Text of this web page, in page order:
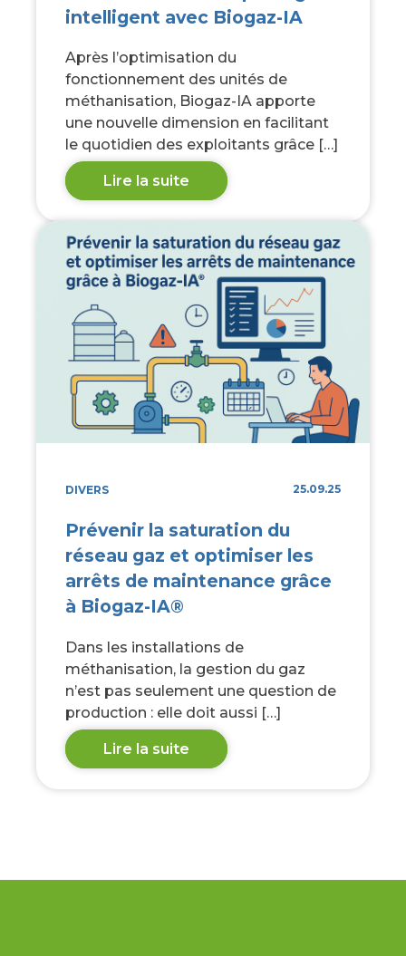
intelligent avec Biogaz-IA
Après l’optimisation du
fonctionnement des unités de
méthanisation, Biogaz-IA apporte
une nouvelle dimension en facilitant
le quotidien des exploitants grâce […]
Lire la suite
DIVERS 25.09.25
Prévenir la saturation du
réseau gaz et optimiser les
arrêts de maintenance grâce
à Biogaz-IA®
Dans les installations de
méthanisation, la gestion du gaz
n’est pas seulement une question de
production : elle doit aussi […]
Lire la suite